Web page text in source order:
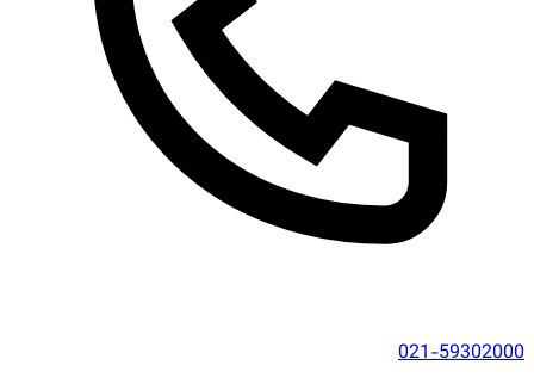
021-59302000